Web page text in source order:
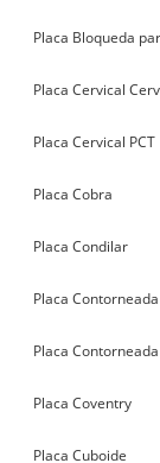
Placa Bloqueda
Placa Cervical
Placa Cervical PCT
Placa Cobra
Placa Condilar
Placa
Placa
Placa Coventry
Placa Cuboide